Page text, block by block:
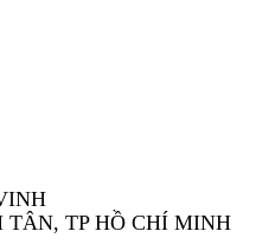
TÂN, TP HỒ CHÍ MINH